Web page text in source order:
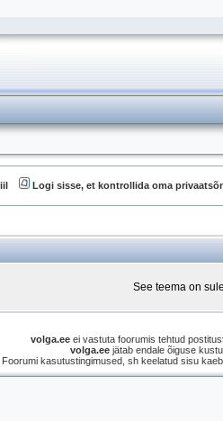
Logi sisse, et kontrollida oma
See teema on
volga.eeei vastuta foorumis tehtud
volga.eejätab endale õiguse
Foorumi kasutustingimused, sh keelatud sisu